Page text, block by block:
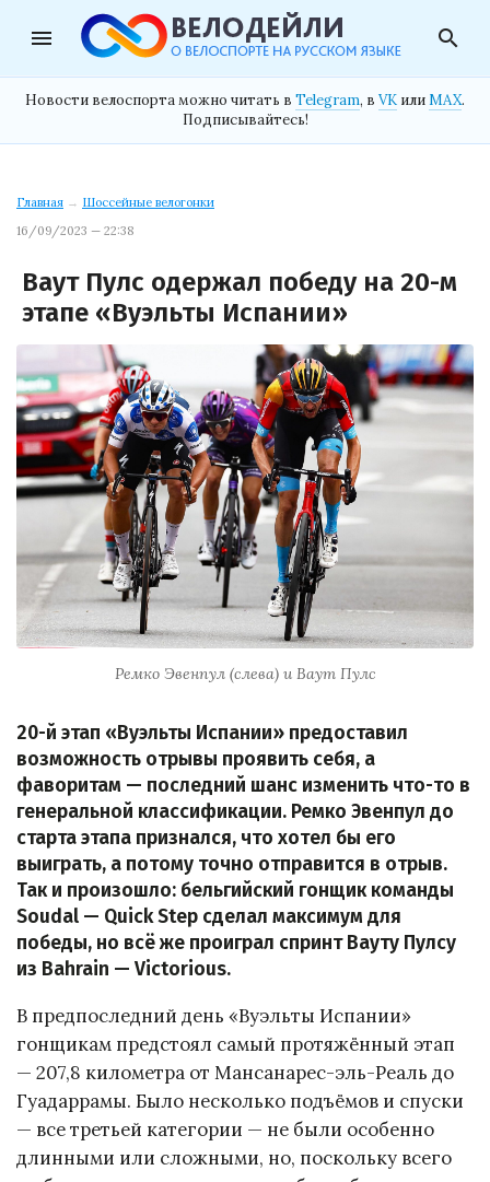
menu search
Новости велоспорта можно читать в Telegram, в VK илиMAX.
Подписывайтесь!
Главная → Шоссейные велогонки
16/09/2023 — 22:38
Ваут Пулс одержал победу на 20-м
этапе «Вуэльты Испании»
Ремко Эвенпул (слева) и Ваут Пулс
20-й этап «Вуэльты Испании» предоставил
возможность отрывы проявить себя, а
фаворитам — последний шанс изменить что-то в
генеральной классификации. Ремко Эвенпул до
старта этапа признался, что хотел бы его
выиграть, а потому точно отправится в отрыв.
Так и произошло: бельгийский гонщик команды
Soudal — Quick Step сделал максимум для
победы, но всё же проиграл спринт Вауту Пулсу
из Bahrain — Victorious.
В предпоследний день «Вуэльты Испании»
гонщикам предстоял самый протяжённый этап
— 207,8 километра от Мансанарес-эль-Реаль до
Гуадаррамы. Было несколько подъёмов и спуски
— все третьей категории — не были особенно
длинными или сложными, но, поскольку всего